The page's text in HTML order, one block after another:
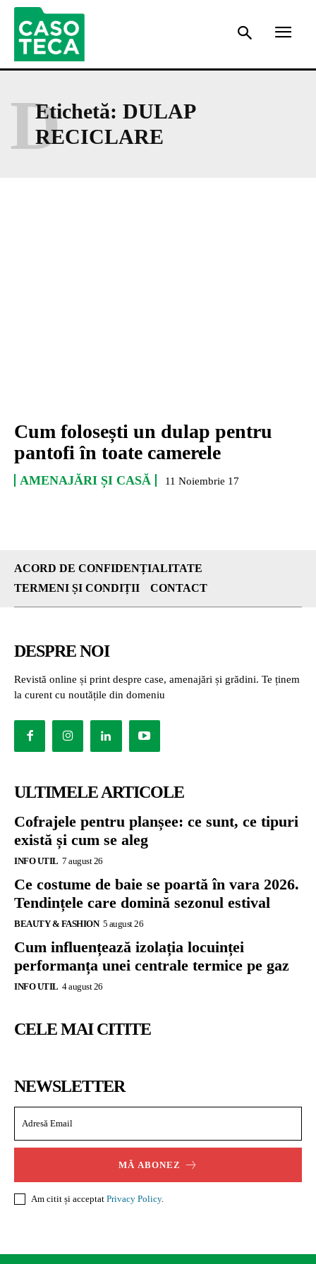
Etichetă: DULAP
RECICLARE
D
Cum folosești un dulap pentru
pantofi în toate camerele
AMENAJĂRI ȘI CASĂ 11 Noiembrie 17
ACORD DE CONFIDENȚIALITATE
TERMENI ȘI CONDIȚII
CONTACT
DESPRE NOI
Revistă online și print despre case, amenajări și grădini. Te ținem
la curent cu noutățile din domeniu
ULTIMELE ARTICOLE
Cofrajele pentru planșee: ce sunt, ce tipuri
există și cum se aleg
INFO UTIL 7 august 26
Ce costume de baie se poartă în vara 2026.
Tendințele care domină sezonul estival
BEAUTY & FASHION 5 august 26
Cum influențează izolația locuinței
performanța unei centrale termice pe gaz
INFO UTIL 4 august 26
CELE MAI CITITE
NEWSLETTER
MĂ ABONEZ
Am citit și acceptat Privacy Policy.